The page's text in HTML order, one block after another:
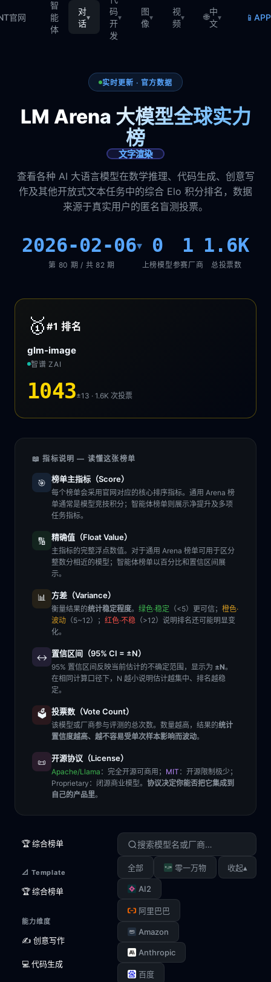
官网
智
能
体
对
话
▾
码
开
发
▾
图
像
▾
视
频
▾ 🌐
中
文
▾ 📱
实时更新 · 官方数据
LM Arena 大模型全球实力
榜
文字渲染
查看各种 AI 大语言模型在数学推理、代码生成、创意写
作及其他开放式文本任务中的综合 Elo 积分排名，数据
来源于真实用户的匿名盲测投票。
2026-02-06▾
第 80 期 / 共 82 期
0
上榜模型
1
参赛厂商
1.6K
总投票数
🥇 #1排名
glm-image
智谱 ZAI
1043±13 · 1.6K次投票
📖 指标说明 — 读懂这张榜单
🎯 榜单主指标（Score）
每个榜单会采用官网对应的核心排序指标。通用 Arena 榜
单通常是模型竞技积分；智能体榜单则展示净提升及多项
任务指标。
🔢 精确值（Float Value）
主指标的完整浮点数值。对于通用 Arena 榜单可用于区分
整数分相近的模型；智能体榜单以百分比和置信区间展
示。
📊 方差（Variance）
衡量结果的统计稳定程度。 绿色·稳定 （<5）更可信； 橙色·
波动 （5~12）； 红色·不稳 （>12）说明排名还可能明显变
化。
↔️ 置信区间（95% CI = ±N）
95% 置信区间反映当前估计的不确定范围，显示为 ±N。
在相同计算口径下，N 越小说明估计越集中、排名越稳
定。
🗳️ 投票数（Vote Count）
该模型或厂商参与评测的总次数。数量越高，结果的统计
置信度越高、越不容易受单次样本影响而波动。
📜 开源协议（License）
Apache/Llama ：完全开源可商用； MIT ：开源限制极少；
Proprietary ：闭源商业模型。 协议决定你能否把它集成到
自己的产品里。
🏆 综合榜单
📐 Template
🏆 综合榜单
能力维度
✍️ 创意写作
💻 代码生成
全部 零一万物
AI2
阿里巴巴
Amazon
Anthropic
百度
收起▴